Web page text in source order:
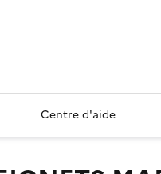
Centre d'aide